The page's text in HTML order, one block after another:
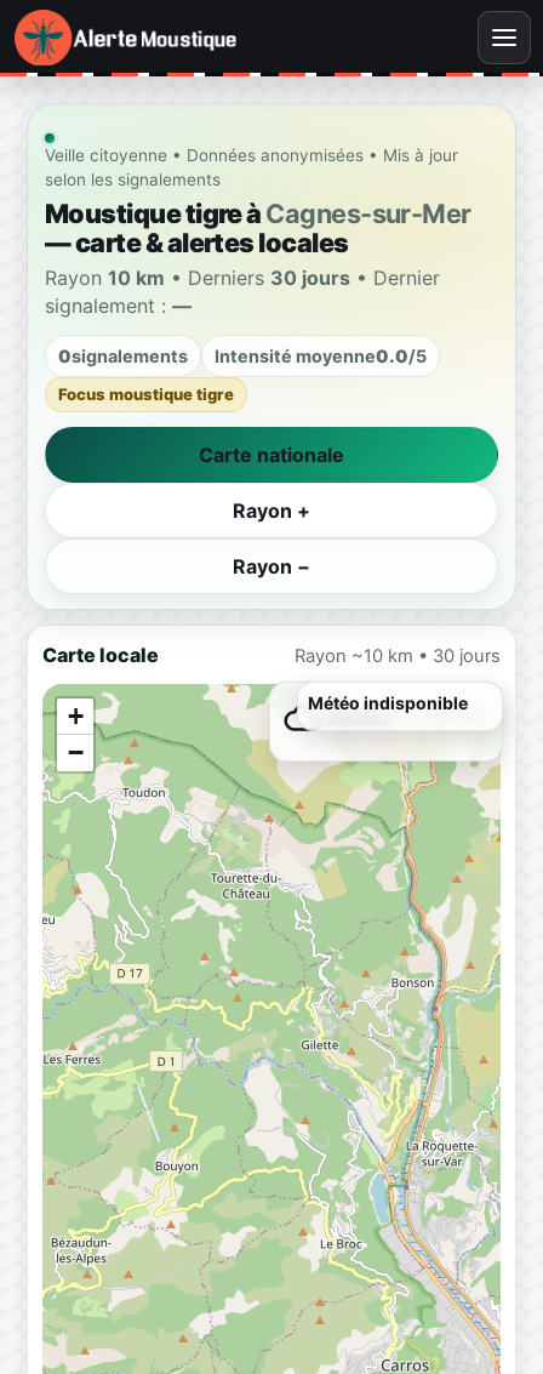
Veille citoyenne • Données anonymisées • Mis à jour
selon les signalements
Moustique tigre àCagnes-sur-Mer
— carte & alertes locales
Rayon 10 km • Derniers 30 jours • Dernier
signalement : —
0signalements Intensité moyenne0.0/5
Focus moustique tigre
Carte nationale
Rayon +
Rayon −
Carte locale Rayon ~10 km • 30 jours
+
−
Météo…Chargement
Météo indisponible